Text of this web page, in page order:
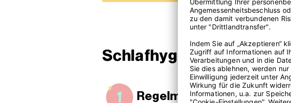
Schlafhygiene Tagsüber
Regelmäßigkeit lohnt sich